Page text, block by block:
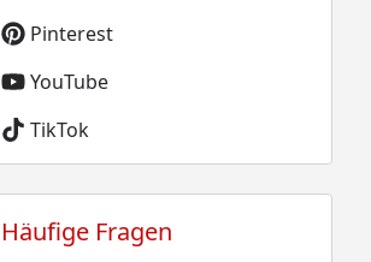
Pinterest
YouTube
TikTok
Häufige Fragen